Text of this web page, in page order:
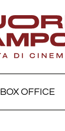
BOX OFFICE